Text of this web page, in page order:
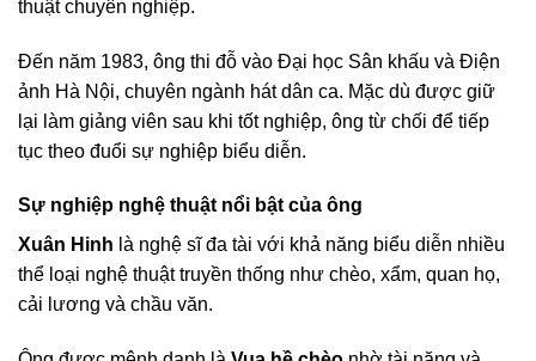
thuật chuyên nghiệp.
Đến năm 1983, ông thi đỗ vào Đại học Sân khấu và Điện
ảnh Hà Nội, chuyên ngành hát dân ca. Mặc dù được giữ
lại làm giảng viên sau khi tốt nghiệp, ông từ chối để tiếp
tục theo đuổi sự nghiệp biểu diễn.
Sự nghiệp nghệ thuật nổi bật của ông
Xuân Hinh là nghệ sĩ đa tài với khả năng biểu diễn nhiều
thể loại nghệ thuật truyền thống như chèo, xẩm, quan họ,
cải lương và chầu văn.